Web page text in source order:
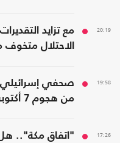
20:19
مع تزايد
الاحتلال
19:58
صحفي إسرائيلي
من هجوم 7 أكتوبر
17:26
"اتفاق مكة"..